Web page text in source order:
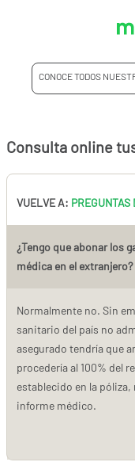
CONOCE TODOS
Consulta online
VUELVE A: PREGUNTAS
¿Tengo que abonar los
médica en el extranjero?
Normalmente no. Sin
sanitario del país no
asegurado tendría que
procedería al 100% del
establecido en la
informe médico.